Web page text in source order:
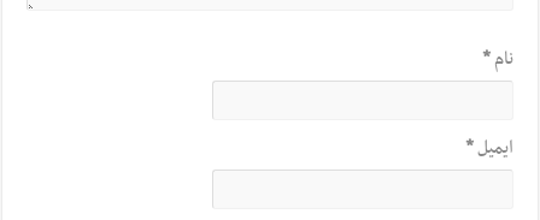
نام*
ایمیل*